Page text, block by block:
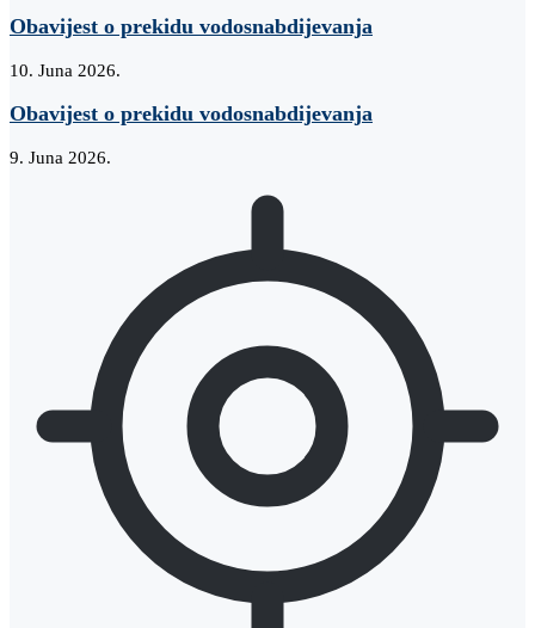
Obavijest o prekidu vodosnabdijevanja
10. Juna 2026.
Obavijest o prekidu vodosnabdijevanja
9. Juna 2026.